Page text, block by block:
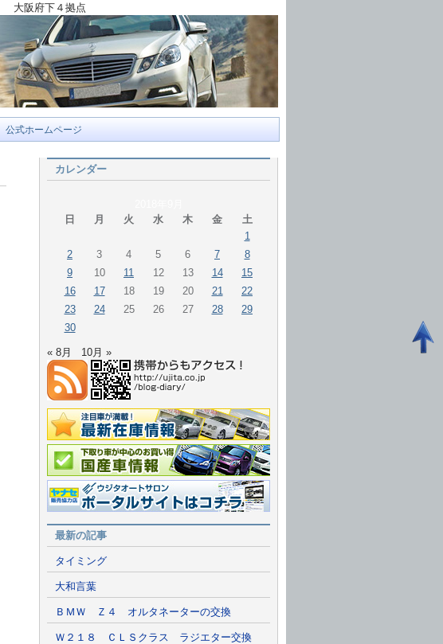
大阪府下４拠点
公式ホームページ
カレンダー
日
月 火 水 木 金
土
1
2
3 4 5 6 7
8
9
10 11 12 13 14
15
16
17 18 19 20 21
22
23
24 25 26 27 28
29
30
« 8月 10月 »
在庫情報一覧を見る
国産車情報
最新の記事
タイミング
大和言葉
ＢＭＷ Ｚ４ オルタネーターの交換
Ｗ２１８ ＣＬＳクラス ラジエター交換